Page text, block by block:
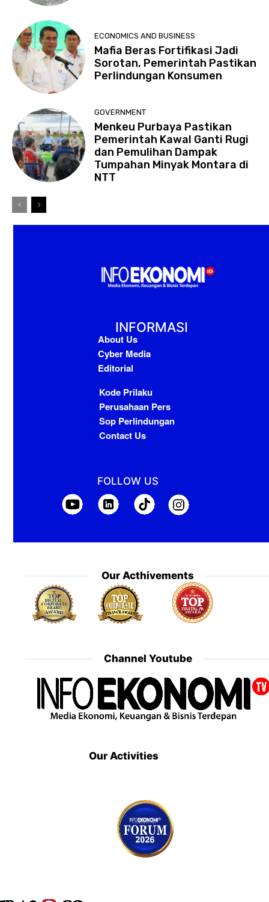
ECONOMICS AND BUSINESS
Mafia Beras Fortifikasi Jadi
Sorotan, Pemerintah Pastikan
Perlindungan Konsumen
GOVERNMENT
Menkeu Purbaya Pastikan
Pemerintah Kawal Ganti Rugi
dan Pemulihan Dampak
Tumpahan Minyak Montara di
NTT
INFORMASI
About Us
Cyber Media
Editorial
Kode Prilaku
Perusahaan Pers
Sop Perlindungan
Contact Us
FOLLOW US
Our Acthivements
Channel Youtube
Our Activities